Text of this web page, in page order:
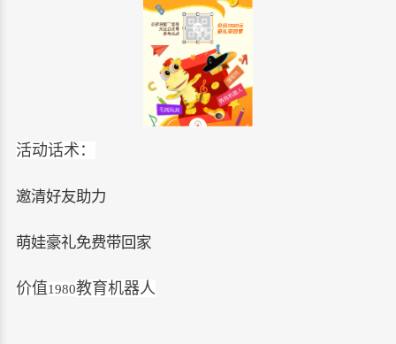
活动话术：
邀清好友助力
萌娃豪礼免费带回家
价值1980教育机器人